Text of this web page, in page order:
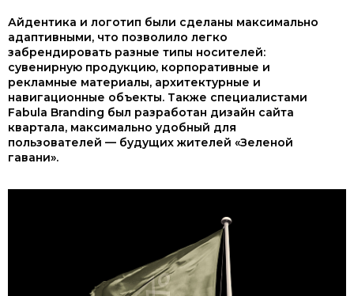
Айдентика и логотип были сделаны максимально
адаптивными, что позволило легко
забрендировать разные типы носителей:
сувенирную продукцию, корпоративные и
рекламные материалы, архитектурные и
навигационные объекты. Также специалистами
Fabula Branding был разработан дизайн сайта
квартала, максимально удобный для
пользователей — будущих жителей «Зеленой
гавани».